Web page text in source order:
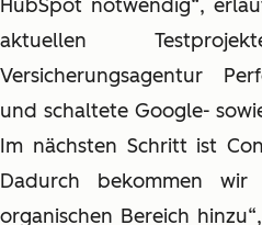
HubSpot notwendig“,
aktuellen
Versicherungsagentur
und schaltete Google-
Im nächsten Schritt ist
Dadurch bekommen
organischen Bereich